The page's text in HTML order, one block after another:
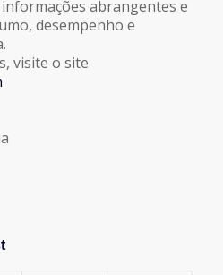
abrangentes e
desempenho e
visite o site